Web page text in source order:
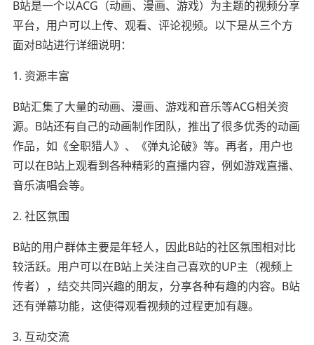
B站是一个以ACG（动画、漫画、游戏）为主题的视频分享
平台，用户可以上传、观看、评论视频。以下是从三个方
面对B站进行详细说明：
1. 资源丰富
B站汇集了大量的动画、漫画、游戏和音乐等ACG相关资
源。B站还有自己的动画制作团队，推出了很多优秀的动画
作品，如《全职猎人》、《弹丸论破》等。再者，用户也
可以在B站上观看到各种精彩的直播内容，例如游戏直播、
音乐演唱会等。
2. 社区氛围
B站的用户群体主要是年轻人，因此B站的社区氛围相对比
较活跃。用户可以在B站上关注自己喜欢的UP主（视频上
传者），结交共同兴趣的朋友，分享各种有趣的内容。B站
还有弹幕功能，这使得观看视频的过程更加有趣。
3. 互动交流